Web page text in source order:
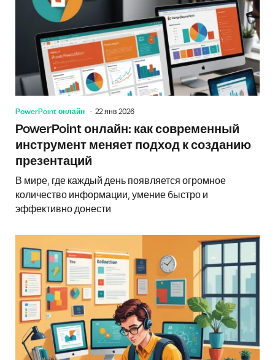
PowerPoint онлайн 22 янв 2026
PowerPoint онлайн: как современный
инструмент меняет подход к созданию
презентаций
В мире, где каждый день появляется огромное
количество информации, умение быстро и
эффективно донести